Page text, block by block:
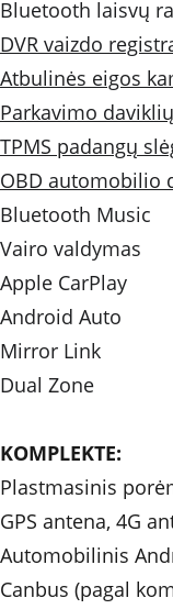
Bluetooth laisvų
DVR vaizdo
Atbulinės eigos
Parkavimo
TPMS padangų
OBD automobilio
Bluetooth Music
Vairo valdymas
Apple CarPlay
Android Auto
Mirror Link
Dual Zone
KOMPLEKTE:
Plastmasinis
GPS antena, 4G
Automobilinis
Canbus (pagal